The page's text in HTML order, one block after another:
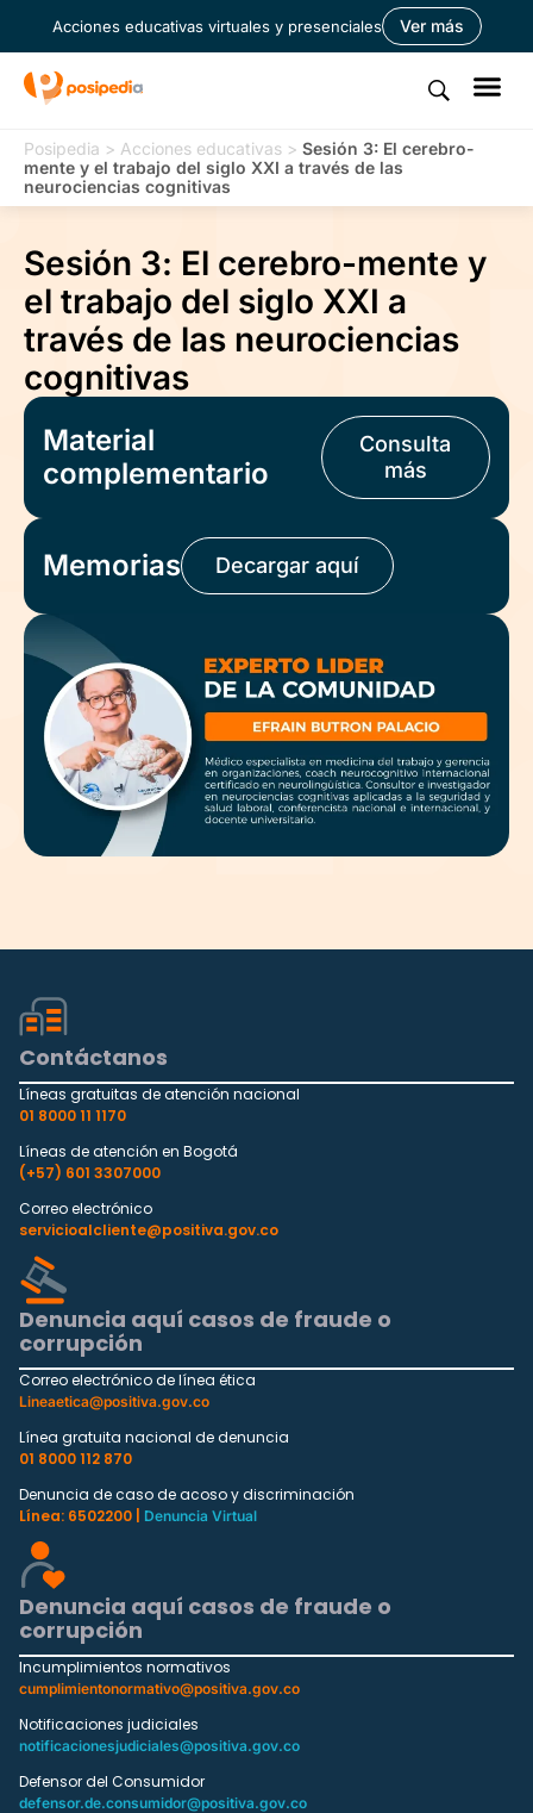
Acciones educativas virtuales y presenciales Ver más
Posipedia > Acciones educativas > Sesión 3: El cerebro-
mente y el trabajo del siglo XXI a través de las
neurociencias cognitivas
Sesión 3: El cerebro-mente y
el trabajo del siglo XXI a
través de las neurociencias
cognitivas
Material
complementario
Consulta
más
Memorias Decargar aquí
Contáctanos
Líneas gratuitas de atención nacional
01 8000 11 1170
Líneas de atención en Bogotá
(+57) 601 3307000
Correo electrónico
servicioalcliente@positiva.gov.co
Denuncia aquí casos de fraude o
corrupción
Correo electrónico de línea ética
Lineaetica@positiva.gov.co
Línea gratuita nacional de denuncia
01 8000 112 870
Denuncia de caso de acoso y discriminación
Línea: 6502200 |
Denuncia Virtual
Denuncia aquí casos de fraude o
corrupción
Incumplimientos normativos
cumplimientonormativo@positiva.gov.co
Notificaciones judiciales
notificacionesjudiciales@positiva.gov.co
Defensor del Consumidor
defensor.de.consumidor@positiva.gov.co